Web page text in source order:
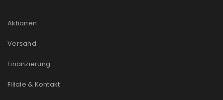
Aktionen
Versand
Finanzierung
Filiale & Kontakt